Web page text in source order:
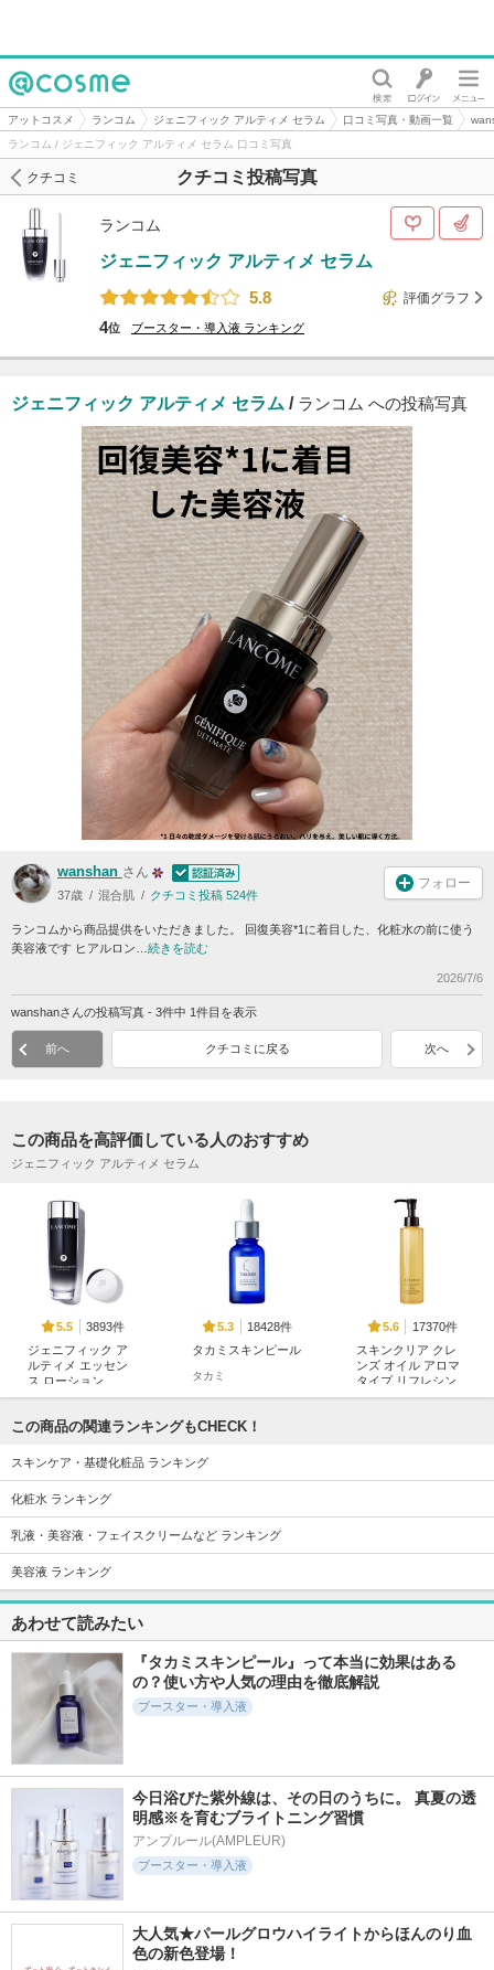
@cosme
アットコスメ ランコム ジェニフィック アルティメ セラム 口コミ写真・動画一覧
ランコム / ジェニフィック アルティメ セラム 口コミ写真
クチコミ投稿写真
クチコミ
ランコム
ジェニフィック アルティメ セラム
5.8
評価グラフ
4位 ブースター・導入液 ランキング
ジェニフィック アルティメ セラム / ランコム への投稿写真
wanshan さん
37歳 混合肌 クチコミ投稿 524件
フォロー
ランコムから商品提供をいただきました。 回復美容*1に着目した、化粧水の前に使う
美容液です ヒアルロン… 続きを読む
2026/7/6
wanshanさんの投稿写真 - 3件中 1件目を表示
前へ クチコミに戻る 次へ
この商品を高評価している人のおすすめ
ジェニフィック アルティメ セラム
5.5
3893件
ジェニフィック ア
ルティメ エッセン
ス ローション
5.3
18428件
タカミスキンピール
タカミ
5.6
17370件
スキンクリア クレ
ンズ オイル アロマ
タイプ リフレシン
グシトラスの香り
100 セラム
Anua
インフィニットオー
SK-II
ュー クリーム
5.6
39424件
ートメント エッセ
ンス
SK-II
5.9
4308件
アベイユ ロイヤル
ウォータリー オイ
ル セロム
ゲラン
5.5
5933件
ディオール カプチ
ュール ル セラム
この商品の関連ランキングもCHECK！
スキンケア・基礎化粧品 ランキング
化粧水 ランキング
乳液・美容液・フェイスクリームなど ランキング
美容液 ランキング
あわせて読みたい
『タカミスキンピール』って本当に効果はある
の？使い方や人気の理由を徹底解説
ブースター・導入液
今日浴びた紫外線は、その日のうちに。 真夏の透
明感※を育むブライトニング習慣
アンプルール(AMPLEUR)
ブースター・導入液
大人気★パールグロウハイライトからほんのり血
色の新色登場！